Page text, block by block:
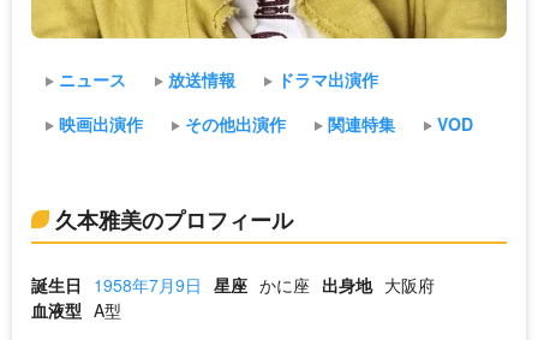
ニュース 放送情報
ドラマ出演作
映画出演作
その他出演作 関連特集 VOD
久本雅美のプロフィール
誕生日 1958年7月9日 星座 かに座 出身地 大阪府
血液型 A型